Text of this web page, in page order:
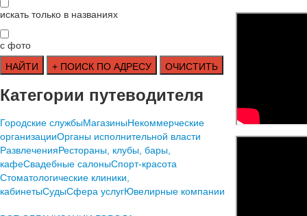
искать только в названиях
с фото
Категории путеводителя
Городские службыМагазиныНекоммерческие
организацииОрганы исполнительной власти
РазвлеченияРестораны, клубы, бары,
кафеСвадебные салоныСпорт-красота
Стоматологические клиники,
кабинетыСудыСфера услугЮвелирные компании